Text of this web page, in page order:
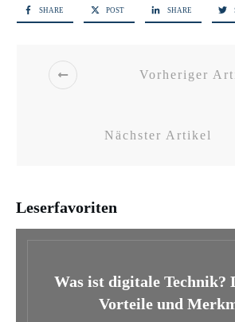
SHARE POST SHARE
Vorheriger
Nächster Artikel
Leserfavoriten
Was ist digitale Technik?
Vorteile und